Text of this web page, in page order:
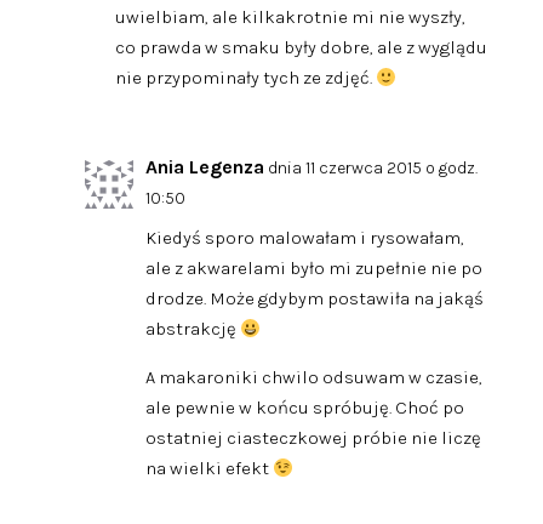
uwielbiam, ale kilkakrotnie mi nie wyszły,
co prawda w smaku były dobre, ale z wyglądu
nie przypominały tych ze zdjęć.
Ania Legenza dnia 11 czerwca 2015 o godz.
10:50
Kiedyś sporo malowałam i rysowałam,
ale z akwarelami było mi zupełnie nie po
drodze. Może gdybym postawiła na jakąś
abstrakcję
A makaroniki chwilo odsuwam w czasie,
ale pewnie w końcu spróbuję. Choć po
ostatniej ciasteczkowej próbie nie liczę
na wielki efekt